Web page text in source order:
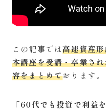
CONTACT お問い合わせ
この記事では高速資産
本講座を受講・卒業さ
容をまとめております。
「60代でも投資で利益